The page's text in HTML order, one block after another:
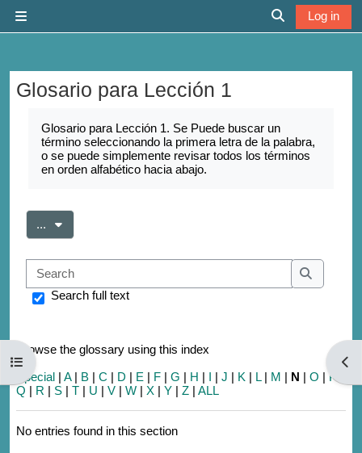
Toggle search
Log in
Open course index
Glosario para Lección 1
Glosario para Lección 1. Se Puede buscar un
término seleccionando la primera letra de la palabra,
o se puede simplemente revisar todos los términos
en orden alfabético hacia abajo.
... Export entries
Search
Search
Search full text
Browse the glossary using this index
Special | A| B | C | D | E | F | G | H | I | J | K | L| M | N | O |P
Q | R | S | T | U | V | W | X | Y | Z | ALL
No entries found in this section